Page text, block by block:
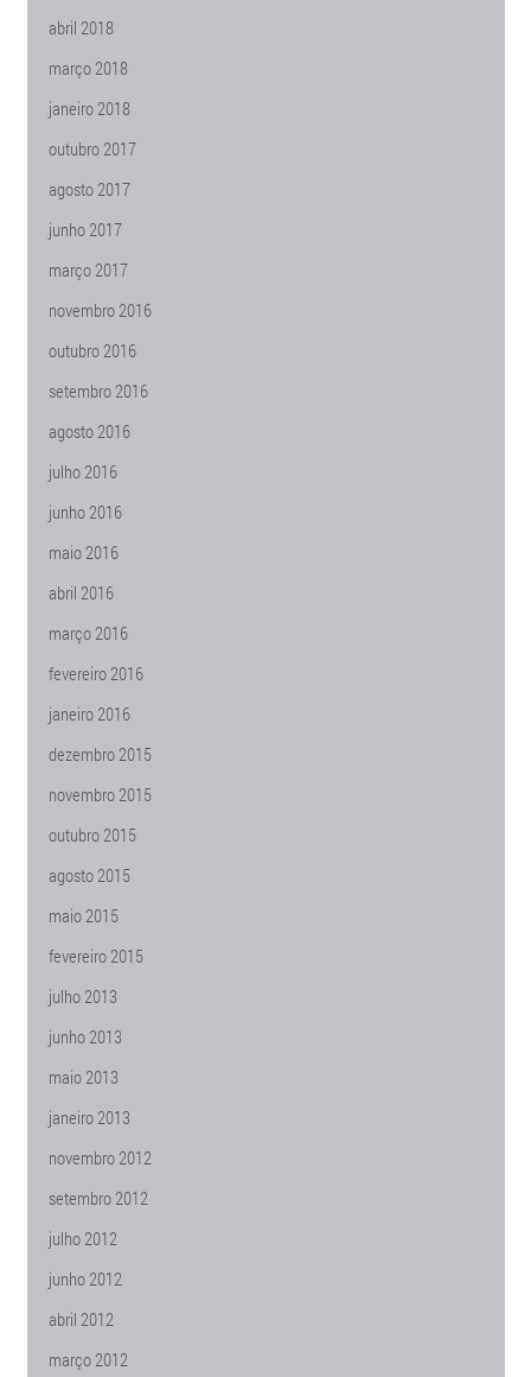
abril 2018
março 2018
janeiro 2018
outubro 2017
agosto 2017
junho 2017
março 2017
novembro 2016
outubro 2016
setembro 2016
agosto 2016
julho 2016
junho 2016
maio 2016
abril 2016
março 2016
fevereiro 2016
janeiro 2016
dezembro 2015
novembro 2015
outubro 2015
agosto 2015
maio 2015
fevereiro 2015
julho 2013
junho 2013
maio 2013
janeiro 2013
novembro 2012
setembro 2012
julho 2012
junho 2012
abril 2012
março 2012